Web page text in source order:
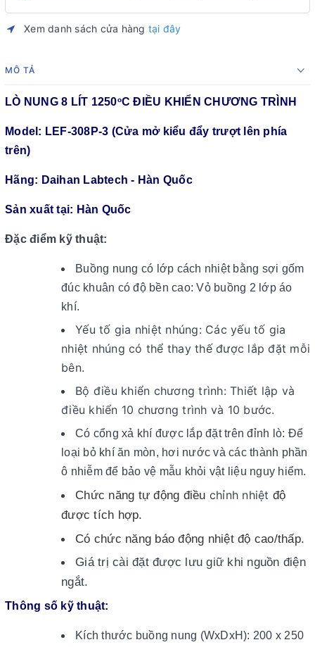
Xem danh sách cửa hàng tại đây
MÔ TẢ
LÒ NUNG 8 LÍT 1250oC ĐIỀU KHIỂN CHƯƠNG TRÌNH
Model: LEF-308P-3 (Cửa mở kiểu đẩy trượt lên phía
trên)
Hãng: Daihan Labtech - Hàn Quốc
Sản xuất tại: Hàn Quốc
Đặc điểm kỹ thuật:
Buồng nung có lớp cách nhiệt bằng sợi gốm
đúc khuân có độ bền cao: Vỏ buồng 2 lớp áo
khí.
Yếu tố gia nhiệt nhúng: Các yếu tố gia
nhiệt nhúng có thể thay thế được lắp đặt mỗi
bên.
Bộ điều khiển chương trình: Thiết lập và
điều khiển 10 chương trình và 10 bước.
Có cổng xả khí được lắp đặt trên đỉnh lò: Để
loại bỏ khí ăn mòn, hơi nước và các thành phần
ô nhiễm để bảo vệ mẫu khỏi vật liệu nguy hiểm.
Chức năng tự động điều chỉnh nhiệt độ
được tích hợp.
Có chức năng báo động nhiệt độ cao/thấp.
Giá trị cài đặt được lưu giữ khi nguồn điện
ngắt.
Thông số kỹ thuật:
Kích thước buồng nung (WxDxH): 200 x 250